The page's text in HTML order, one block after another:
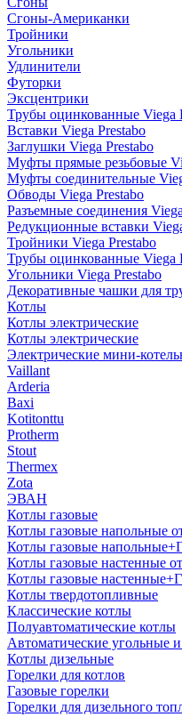
Сгоны-Американки
Тройники
Угольники
Удлинители
Футорки
Эксцентрики
Трубы оцинкованные Viega
Вставки Viega Prestabo
Заглушки Viega Prestabo
Муфты прямые резьбовые
Муфты соединительные
Обводы Viega Prestabo
Разъемные соединения
Редукционные вставки
Тройники Viega Prestabo
Трубы оцинкованные Viega
Угольники Viega Prestabo
Декоративные чашки для
Котлы
Котлы электрические
Котлы электрические
Электрические мини-
Vaillant
Arderia
Baxi
Kotitonttu
Protherm
Stout
Thermex
Zota
ЭВАН
Котлы газовые
Котлы газовые напольные
Котлы газовые
Котлы газовые настенные
Котлы газовые
Котлы твердотопливные
Классические котлы
Полуавтоматические котлы
Автоматические угольные
Котлы дизельные
Горелки для котлов
Газовые горелки
Горелки для дизельного